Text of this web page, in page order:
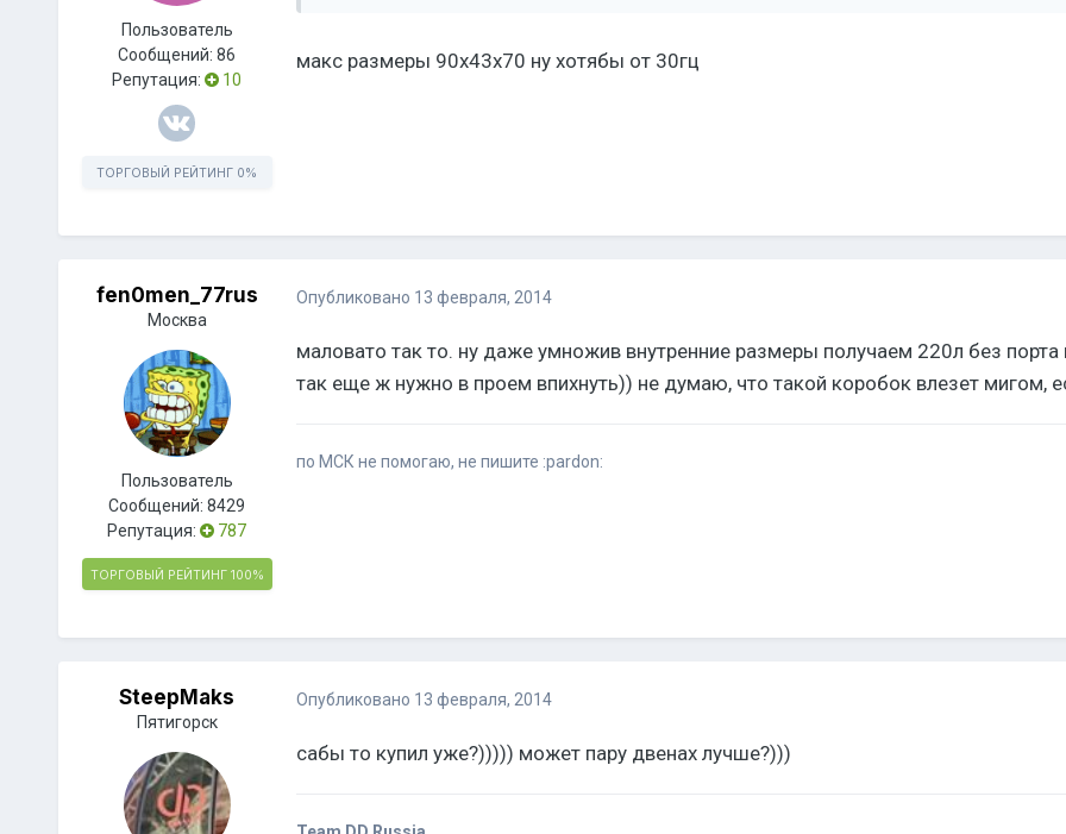
Пользователь
Сообщений:86
Репутация:
10
ТОРГОВЫЙ РЕЙТИНГ 0%
макс размеры 90х43х70 ну хотябы от 30гц
fen0men_77rus
Москва
Пользователь
Сообщений:8429
Репутация:
787
ТОРГОВЫЙ РЕЙТИНГ 100%
Опубликовано 13 февраля, 2014
маловато так то. ну даже умножив внутренние размеры получаем 220л без
так еще ж нужно в проем впихнуть)) не думаю, что такой коробок влезет мигом,
по МСК не помогаю, не пишите :pardon:
SteepMaks
Пятигорск
Опубликовано 13 февраля, 2014
сабы то купил уже?))))) может пару двенах лучше?)))